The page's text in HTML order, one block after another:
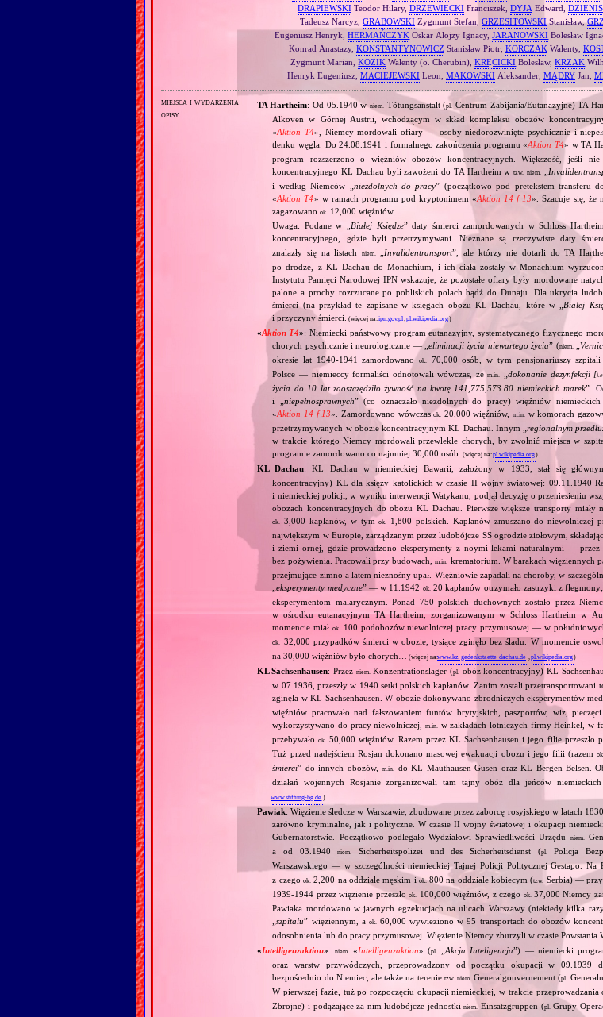
DRAPIEWSKITeodor Hilary, DRZEWIECKIFranciszek, DYJA Edward,
Tadeusz Narcyz, GRABOWSKIZygmunt Stefan, GRZESITOWSKIStanisław,
Eugeniusz Henryk,HERMAŃCZYK Oskar Alojzy Ignacy,JARANOWSKI Bolesław
Konrad Anastazy, KONSTANTYNOWICZ Stanisław Piotr, KORCZAK Walenty,
Zygmunt Marian,KOZIK Walenty (o. Cherubin),KRĘCICKI Bolesław,KRZAK
Henryk Eugeniusz, MACIEJEWSKI Leon, MAKOWSKI Aleksander, MĄDRYJan,
miejsca i wydarzenia
opisy
TA Hartheim: Od 05.1940 w niem. Tötungsanstalt (pl.
Centrum Zabijania/Eutanazyjne) TA
Alkoven w Górnej Austrii, wchodzącym w skład kompleksu obozów
«Aktion T4», Niemcy mordowali ofiary — osoby niedorozwinięte psychicznie i
tlenku węgla. Do 24.08.1941 i formalnego zakończenia programu «Aktion T4» w TA
program rozszerzono o więźniów obozów koncentracyjnych. Większość, jeśli
koncentracyjnego KL Dachau byli zawożeni do TA Hartheim wtzw. niem.
i według Niemców „ niezdolnych do pracy” (początkowo pod pretekstem transferu
«Aktion T4» w ramach programu pod kryptonimem «Aktion 14 f 13». Szacuje się,
zagazowanook.
12,000 więźniów.
Uwaga: Podane w „ Białej Księdze” daty śmierci zamordowanych w Schloss
koncentracyjnego, gdzie byli przetrzymywani. Nieznane są rzeczywiste daty
znalazły się na listach
niem. Invalidentransport”, ale którzy nie dotarli do TA
po drodze, z KL Dachau do Monachium, i ich ciała zostały w Monachium
Instytutu Pamięci Narodowej IPN wskazuje, że pozostałe ofiary były mordowane
palone a prochy rozrzucane po pobliskich polach bądź do Dunaju. Dla ukrycia
śmierci (na przykład te zapisane w księgach obozu KL Dachau, które w „ Białej
i przyczyny śmierci.
(więcej na:ipn.gov.pl ,pl.wikipedia.org)
«Aktion T4»: Niemiecki państwowy program eutanazyjny, systematycznego fizycznego
chorych psychicznie i neurologicznie — „eliminacji życia niewartego życia” (niem.
okresie lat 1940‐1941 zamordowanook.
70,000 osób, w tym pensjonariuszy
Polsce — niemieccy formaliści odnotowali wówczas, żem.in. dokonanie dezynfekcji [i.e.
życia do 10 lat zaoszczędziło żywność na kwotę 141,775,573.80 niemieckich marek”.
i „ niepełnosprawnych” (co oznaczało niezdolnych do pracy) więźniów
«Aktion 14 f 13». Zamordowano wówczasok. 20,000 więźniów,m.in.
w komorach
przetrzymywanych w obozie koncentracyjnym KL Dachau. Innym „ regionalnym
w trakcie którego Niemcy mordowali przewlekle chorych, by zwolnić miejsca w
programie zamordowano co najmniej 30,000 osób.
(więcej na:pl.wikipedia.org)
KL Dachau: KL Dachau w niemieckiej Bawarii, założony w 1933, stał się
koncentracyjny) KL dla księży katolickich w czasie II wojny światowej: 09.11.1940
i niemieckiej policji, w wyniku interwencji Watykanu, podjął decyzję o przeniesieniu
obozach koncentracyjnych do obozu KL Dachau. Pierwsze większe transporty
ok. 3,000 kapłanów, w tymok. 1,800 polskich. Kapłanów zmuszano do niewolniczej
największym w Europie, zarządzanym przez ludobójcze SS ogrodzie ziołowym,
i ziemi ornej, gdzie prowadzono eksperymenty z noymi lekami naturalnymi — przez
bez pożywienia. Pracowali przy budowach,m.in.
krematorium. W barakach więziennych
przejmujące zimno a latem nieznośny upał. Więźniowie zapadali na choroby, w
„eksperymenty medyczne” — w 11.1942 ok. 20 kapłanów otrzymało zastrzyki z
eksperymentom malarycznym. Ponad 750 polskich duchownych zostało przez
w ośrodku eutanacyjnym TA Hartheim, zorganizowanym w Schloss Hartheim w
momencie miałok. 100 podobozów niewolniczej pracy przymusowej — w
ok. 32,000 przypadków śmierci w obozie, tysiące zginęło bez śladu. W momencie
na 30,000 więźniów było chorych…
(więcej na:www.kz-gedenkstaette-dachau.de ,pl.wikipedia.org)
KL Sachsenhausen: Przez niem. Konzentrationslager (pl.
obóz koncentracyjny) KL
w 07.1936, przeszły w 1940 setki polskich kapłanów. Zanim zostali
zginęła w KL Sachsenhausen. W obozie dokonywano zbrodniczych eksperymentów
więźniów pracowało nad fałszowaniem funtów brytyjskich, paszportów, wiz,
wykorzystywano do pracy niewolniczej,m.in.
w zakładach lotniczych firmy Heinkel, w
przebywałook.
50,000 więźniów. Razem przez KL Sachsenhausen i jego filie przeszło
Tuż przed nadejściem Rosjan dokonano masowej ewakuacji obozu i jego filii (razemok.
śmierci” do innych obozów,m.in.
do KL Mauthausen‐Gusen oraz KL Bergen‐Belsen.
działań wojennych Rosjanie zorganizowali tam tajny obóz dla jeńców niemieckich
www.stiftung-bg.de )
Pawiak: Więzienie śledcze w Warszawie, zbudowane przez zaborcę rosyjskiego w latach
zarówno kryminalne, jak i polityczne. W czasie II wojny światowej i okupacji
Gubernatorstwie. Początkowo podlegało Wydziałowi Sprawiedliwości Urzędu
niem.
a od 03.1940niem. Sicherheitspolizei und des Sicherheitsdienst (pl.
Policja
Warszawskiego — w szczególności niemieckiej Tajnej Policji Politycznej Gestapo. Na
z czego ok. 2,200 na oddziale męskim iok.800 na oddziale kobiecym (tzw. Serbia) — przy
1939‐1944 przez więzienie przeszłook. 100,000 więźniów, z czego ok. 37,000 Niemcy
Pawiaka mordowano w jawnych egzekucjach na ulicach Warszawy (niekiedy kilka
„szpitalu” więziennym, a ok.
60,000 wywieziono w 95 transportach do obozów
odosobnienia lub do pracy przymusowej. Więzienie Niemcy zburzyli w czasie Powstania
«Intelligenzaktion»: niem. «Intelligenzaktion» (pl. „Akcja Inteligencja”) — niemiecki
oraz warstw przywódczych, przeprowadzony od początku okupacji w 09.1939
bezpośrednio do Niemiec, ale także na terenie tzw. niem. Generalgouvernement (pl.
W pierwszej fazie, tuż po rozpoczęciu okupacji niemieckiej, w trakcie
Zbrojne) i podążające za nim ludobójcze jednostkiniem. Einsatzgruppen (pl. Grupy